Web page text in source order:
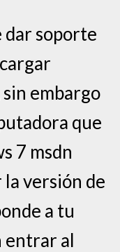
dar soporte
embargo
que
7 msdn
versión de
a tu
entrar al